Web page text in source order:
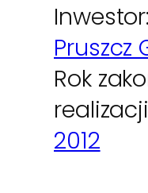
Inwestor:
Pruszcz
Rok
2012